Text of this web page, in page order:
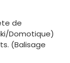
de
Domotique)
(Balisage